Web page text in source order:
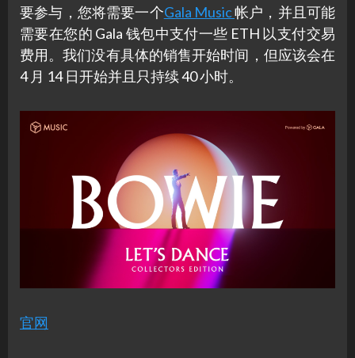
要参与，您将需要一个Gala Music帐户，并且可能
需要在您的 Gala 钱包中支付一些 ETH 以支付交易
费用。我们没有具体的销售开始时间，但应该会在
4 月 14 日开始并且只持续 40 小时。
官网